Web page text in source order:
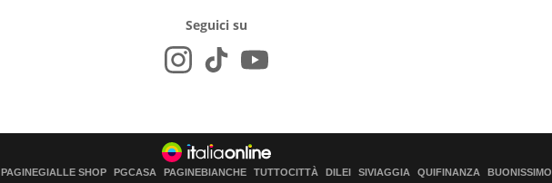
Seguici su
PAGINEGIALLE SHOP PGCASA PAGINEBIANCHE TUTTOCITTÀ DILEI SIVIAGGIA QUIFINANZA BUONISSIMO